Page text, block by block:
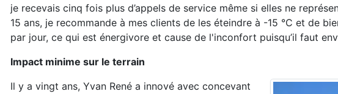
je recevais cinq fois plus d’appels de service même si elles ne
15 ans, je recommande à mes clients de les éteindre à -15 °C et de
par jour, ce qui est énergivore et cause de l'inconfort puisqu’il faut
Impact minime sur le terrain
Il y a vingt ans, Yvan René a innové avec concevant